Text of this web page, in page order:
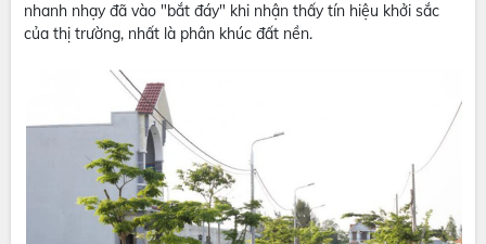
nhanh nhạy đã vào "bắt đáy" khi nhận thấy tín hiệu khởi sắc
của thị trường, nhất là phân khúc đất nền.